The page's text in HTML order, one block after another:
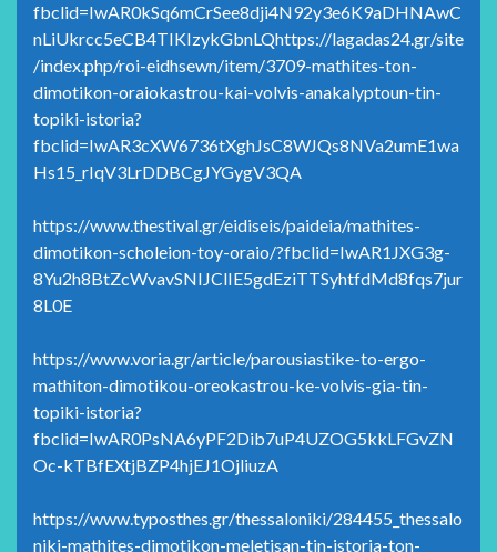
fbclid=IwAR0kSq6mCrSee8dji4N92y3e6K9aDHNAwC
nLiUkrcc5eCB4TIKIzykGbnLQhttps://lagadas24.gr/site
/index.php/roi-eidhsewn/item/3709-mathites-ton-
dimotikon-oraiokastrou-kai-volvis-anakalyptoun-tin-
topiki-istoria?
fbclid=IwAR3cXW6736tXghJsC8WJQs8NVa2umE1wa
Hs15_rIqV3LrDDBCgJYGygV3QA
https://www.thestival.gr/eidiseis/paideia/mathites-
dimotikon-scholeion-toy-oraio/?fbclid=IwAR1JXG3g-
8Yu2h8BtZcWvavSNIJClIE5gdEziTTSyhtfdMd8fqs7jur
8L0E
https://www.voria.gr/article/parousiastike-to-ergo-
mathiton-dimotikou-oreokastrou-ke-volvis-gia-tin-
topiki-istoria?
fbclid=IwAR0PsNA6yPF2Dib7uP4UZOG5kkLFGvZN
Oc-kTBfEXtjBZP4hjEJ1OjliuzA
https://www.typosthes.gr/thessaloniki/284455_thessalo
niki-mathites-dimotikon-meletisan-tin-istoria-ton-